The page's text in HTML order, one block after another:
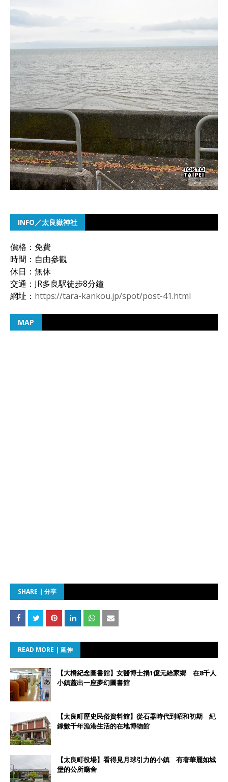
INFO／太良嶽神社
價格：免費
時間：自由參觀
休日：無休
交通：JR多良駅徒步8分鐘
網址： https://tara-kankou.jp/spot/post-41.html
MAP
SHARE | 分享
READ MORE | 延伸
【大橋紀念圖書館】女醫博士捐1億元給家鄉 在8千人
小鎮蓋出一座夢幻圖書館
【太良町歷史民俗資料館】從石器時代到昭和初期 紀
錄數千年漁港生活的在地博物館
【太良町役場】看得見月球引力的小鎮 有著華麗如城
堡的公所廳舍